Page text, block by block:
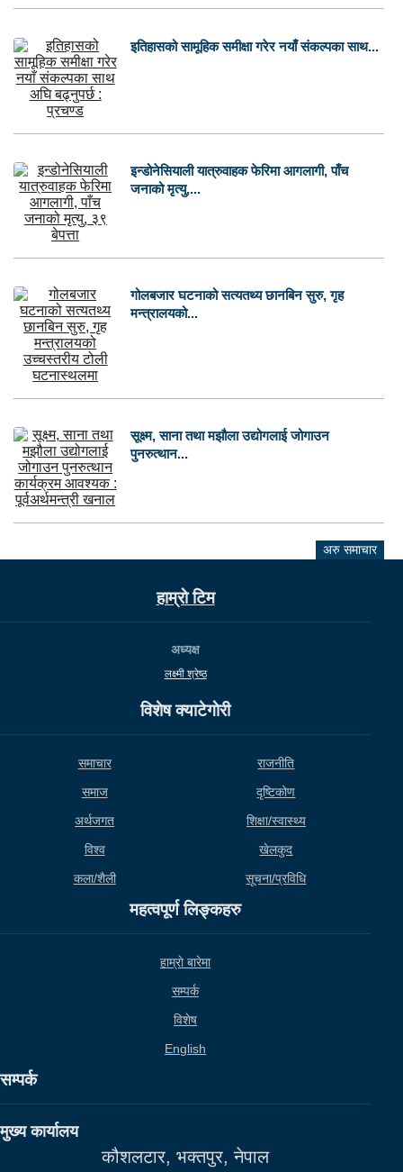
इतिहासको सामूहिक समीक्षा गरेर नयाँ संकल्पका साथ...
इन्डोनेसियाली यात्रुवाहक फेरिमा आगलागी, पाँच
जनाको मृत्यु,...
गोलबजार घटनाको सत्यतथ्य छानबिन सुरु, गृह
मन्त्रालयको...
सूक्ष्म, साना तथा मझौला उद्योगलाई जोगाउन
पुनरुत्थान...
अरु समाचार
हाम्राे टिम
अध्यक्ष
लक्ष्मी श्रेष्ठ
विशेष क्याटेगाेरी
समाचार
राजनीति
समाज
दृष्टिकोण
अर्थजगत
शिक्षा/स्वास्थ्य
विश्व
खेलकुद
कला/शैली
सूचना/प्रविधि
महत्वपूर्ण लिङ्कहरु
हाम्राे बारेमा
सम्पर्क
विशेष
English
सम्पर्क
मुख्य कार्यालय
कौशलटार, भक्तपुर, नेपाल